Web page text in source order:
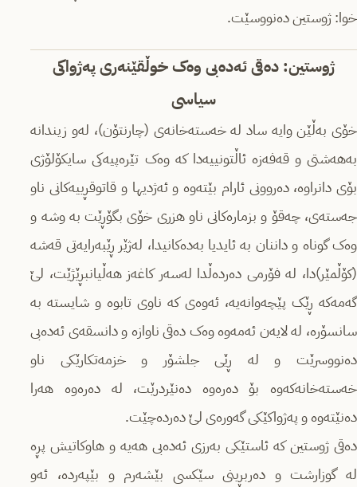
خوا: ژوستین دەنووسێت.
ژوستین: دەقی ئەدەبی وەک خوڵقێنەری پەژواکی
سیاسی
خۆی بەڵێن وایە ساد لە خەستەخانەی (چارنتۆن)، لەو زیندانە
بەهەشتی و قەفەزە ئاڵتونییەدا کە وەک تێرەپیەکی سایکۆلۆژی
بۆی دانراوە، دەروونی ئارام بێتەوە و ئەژدیها و قاتوقڕییەکانی ناو
جەستەی، چەقۆ و بزمارەکانی ناو هزری خۆی بگۆڕێت بە وشە و
وەک گوناه و داننان بە ئایدیا بەدەکانیدا، لەژێر ڕێبەرایەتی قەشە
(کۆڵمێر)دا، لە فۆرمی دەردەڵدا لەسەر کاغەز هەڵیانبڕێژێت، لێ
گەمەکە ڕێک پێچەوانەیە، ئەوەی کە ناوی تابوە و شایستە بە
سانسۆرە، لە لایەن ئەمەوە وەک دەقی ناوازە و دانسقەی ئەدەبی
دەنووسرێت و لە ڕێی جلشۆر و خزمەتکارێکی ناو
خەستەخانەکەوە بۆ دەرەوە دەنێردرێت، لە دەرەوە هەرا
دەنێتەوە و پەژواکێکی گەورەی لێ دەردەچێت.
دەقی ژوستین کە ئاستێکی بەرزی ئەدەبی هەیە و هاوکاتیش پڕە
لە گوزارشت و دەربڕینی سێکسی بێشەرم و بێپەردە، ئەو